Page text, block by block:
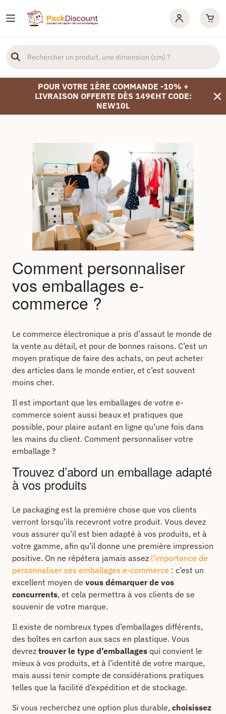
POUR VOTRE 1ÈRE COMMANDE -10% +
LIVRAISON OFFERTE DÈS 149€HT CODE:
NEW10L
Comment personnaliser
vos emballages e-
commerce ?
Le commerce électronique a pris d’assaut le monde de
la vente au détail, et pour de bonnes raisons. C’est un
moyen pratique de faire des achats, on peut acheter
des articles dans le monde entier, et c’est souvent
moins cher.
Il est important que les emballages de votre e-
commerce soient aussi beaux et pratiques que
possible, pour plaire autant en ligne qu’une fois dans
les mains du client. Comment personnaliser votre
emballage ?
Trouvez d’abord un emballage adapté
à vos produits
Le packaging est la première chose que vos clients
verront lorsqu’ils recevront votre produit. Vous devez
vous assurer qu’il est bien adapté à vos produits, et à
votre gamme, afin qu’il donne une première impression
positive. On ne répétera jamais assez l’importance de
personnaliser ses emballages e-commerce : c’est un
excellent moyen de vous démarquer de vos
concurrents, et cela permettra à vos clients de se
souvenir de votre marque.
Il existe de nombreux types d’emballages différents,
des boîtes en carton aux sacs en plastique. Vous
devrez trouver le type d’emballages qui convient le
mieux à vos produits, et à l’identité de votre marque,
mais aussi tenir compte de considérations pratiques
telles que la facilité d’expédition et de stockage.
Si vous recherchez une option plus durable, choisissez